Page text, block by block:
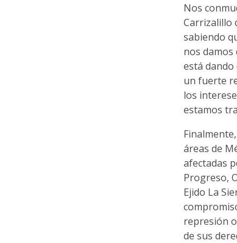
Nos
Carrizalillo
sabiendo
nos
está
un fuerte
los
estamos
áreas de
afectadas
Progreso,
Ejido La
represión
de sus